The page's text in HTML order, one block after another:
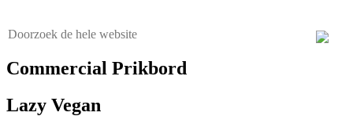
Commercial Prikbord
Lazy Vegan